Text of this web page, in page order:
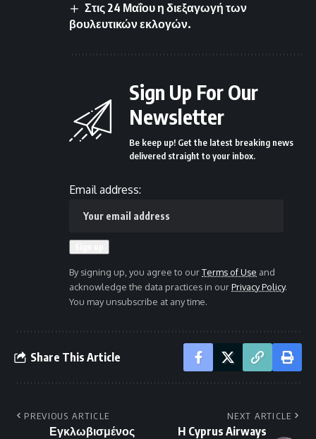
Στις 24 Μαΐου η διεξαγωγή των
βουλευτικών εκλογών.
Sign Up For Our
Newsletter
Be keep up! Get the latest breaking news
delivered straight to your inbox.
Email address:
By signing up, you agree to ourTerms of Use and
acknowledge the data practices in ourPrivacy Policy.
You may unsubscribe at any time.
Share This Article
PREVIOUS ARTICLE
Εγκλωβισμένος
NEXT ARTICLE
Η Cyprus Airways